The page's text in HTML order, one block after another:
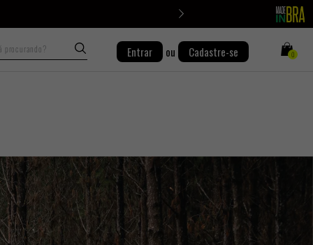
Entrar ou Cadastre-se 0